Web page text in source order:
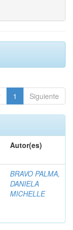
1 Siguiente
Autor(es)
BRAVO PALMA,
DANIELA
MICHELLE